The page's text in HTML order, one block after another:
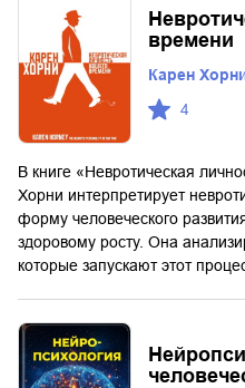
времени
Карен
4
В книге «Невротическая
Хорни интерпретирует
форму человеческого
здоровому росту. Она
которые запускают этот